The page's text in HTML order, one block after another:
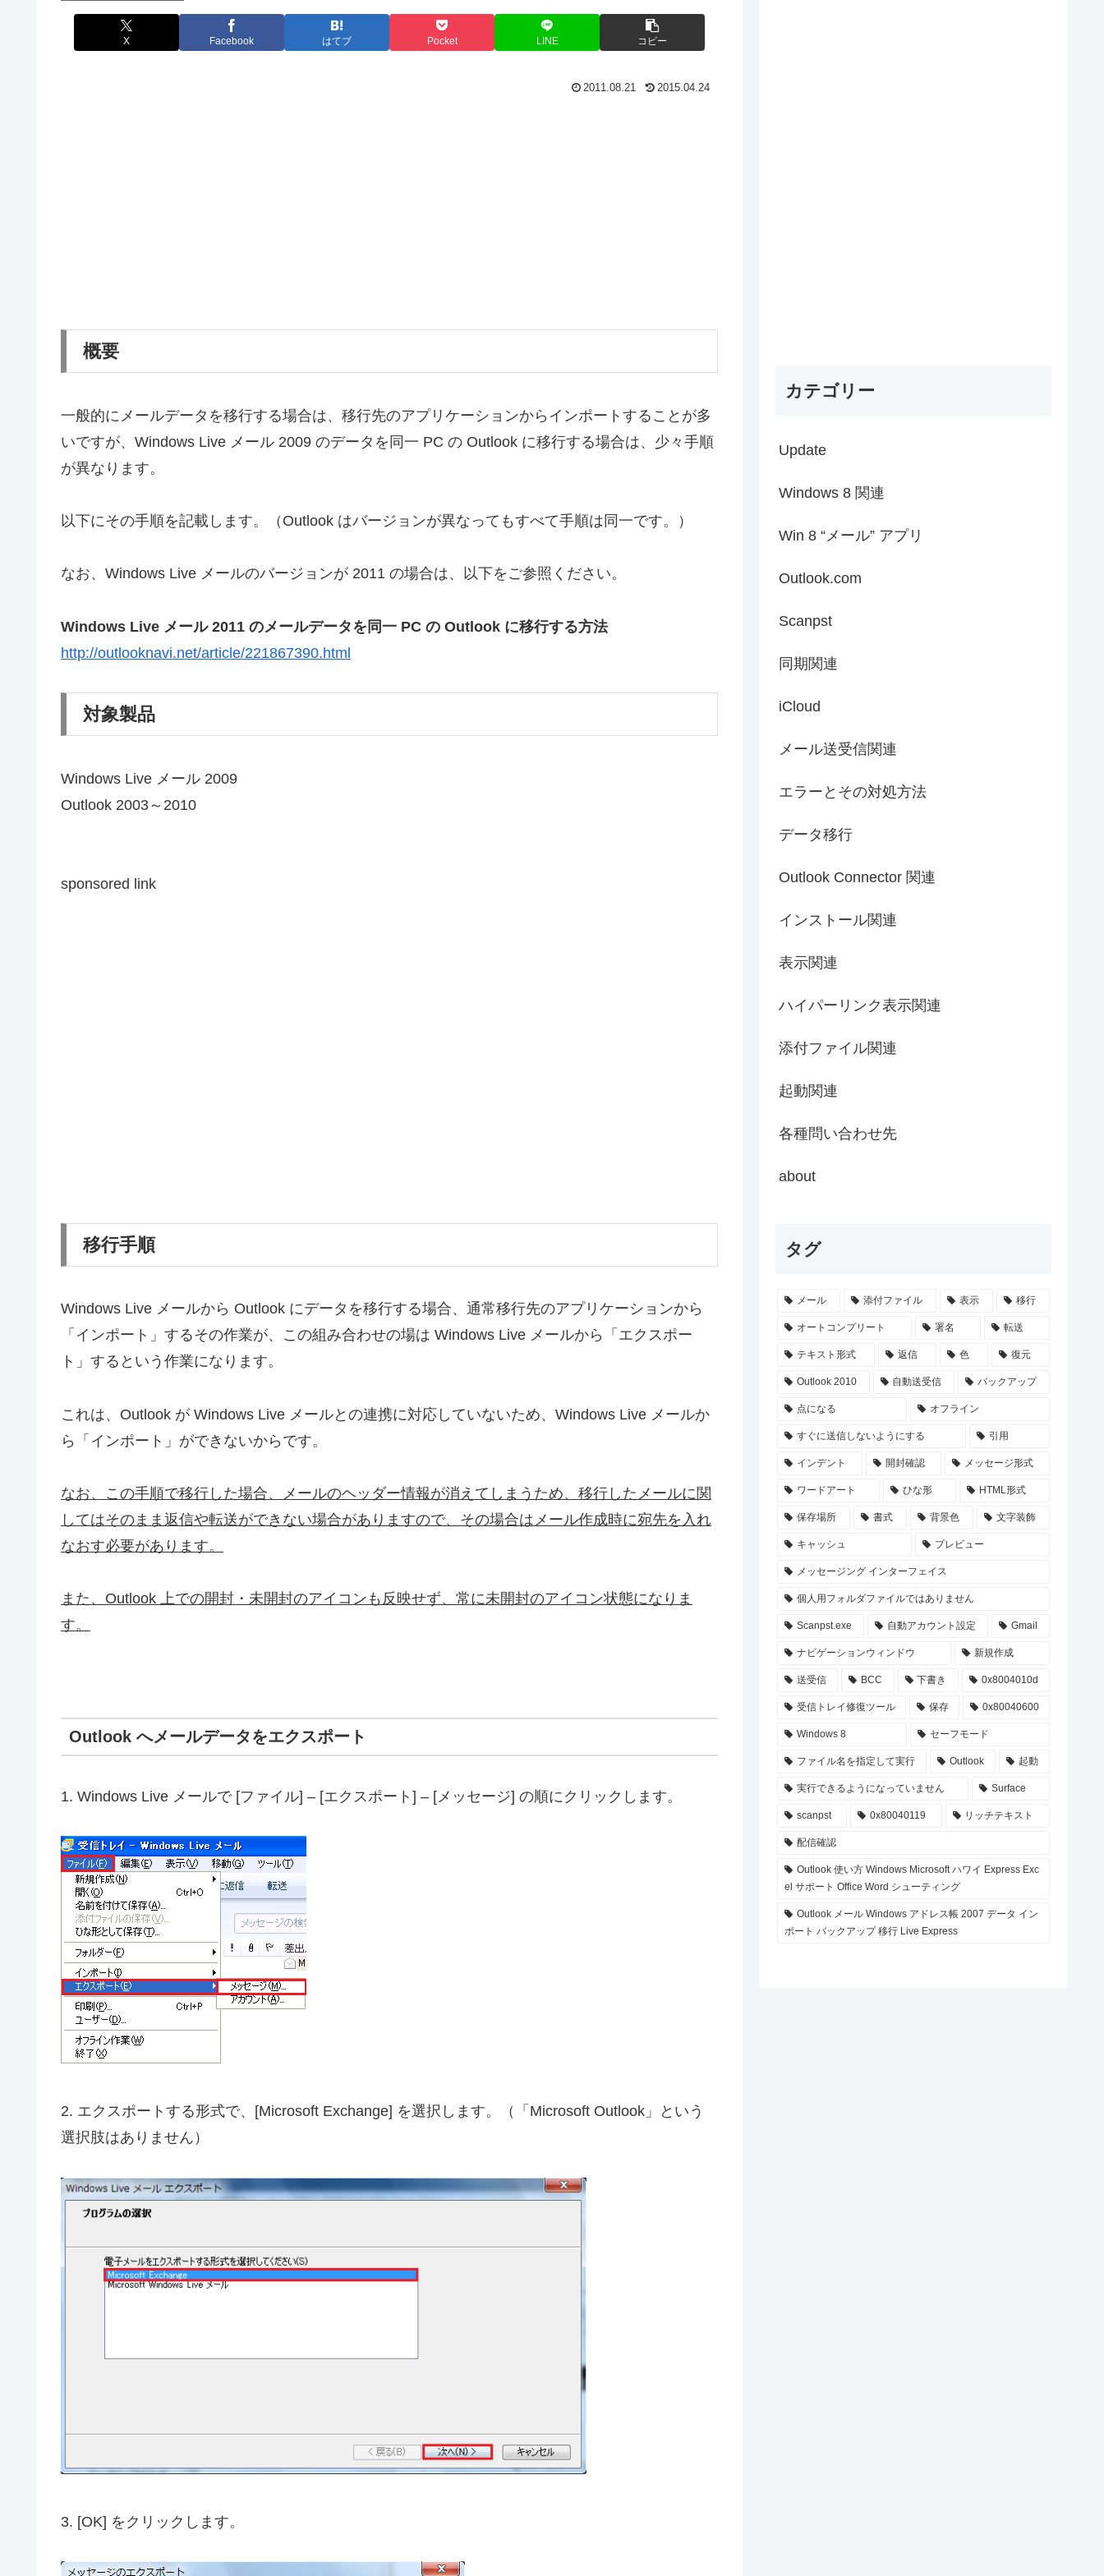
X Facebook はてブ Pocket LINE コピー
2011.08.21 2015.04.24
概要
一般的にメールデータを移行する場合は、移行先のアプリケーションからインポートすることが多
いですが、Windows Live メール 2009 のデータを同一 PC の Outlook に移行する場合は、少々手順
が異なります。
以下にその手順を記載します。（Outlook はバージョンが異なってもすべて手順は同一です。）
なお、Windows Live メールのバージョンが 2011 の場合は、以下をご参照ください。
Windows Live メール 2011 のメールデータを同一 PC の Outlook に移行する方法
http://outlooknavi.net/article/221867390.html
対象製品
Windows Live メール 2009
Outlook 2003～2010
sponsored link
移行手順
Windows Live メールから Outlook にデータを移行する場合、通常移行先のアプリケーションから
「インポート」するその作業が、この組み合わせの場は Windows Live メールから「エクスポー
ト」するという作業になります。
これは、Outlook が Windows Live メールとの連携に対応していないため、Windows Live メールか
ら「インポート」ができないからです。
なお、この手順で移行した場合、メールのヘッダー情報が消えてしまうため、移行したメールに関
してはそのまま返信や転送ができない場合がありますので、その場合はメール作成時に宛先を入れ
なおす必要があります。
また、Outlook 上での開封・未開封のアイコンも反映せず、常に未開封のアイコン状態になりま
す。
Outlook へメールデータをエクスポート
1. Windows Live メールで [ファイル] – [エクスポート] – [メッセージ] の順にクリックします。
2. エクスポートする形式で、[Microsoft Exchange] を選択します。（「Microsoft Outlook」という
選択肢はありません）
3. [OK] をクリックします。
カテゴリー
Update
Windows 8 関連
Win 8 “メール” アプリ
Outlook.com
Scanpst
同期関連
iCloud
メール送受信関連
エラーとその対処方法
データ移行
Outlook Connector 関連
インストール関連
表示関連
ハイパーリンク表示関連
添付ファイル関連
起動関連
各種問い合わせ先
about
タグ
メール 添付ファイル 表示 移行
オートコンプリート 署名 転送
テキスト形式 返信 色 復元
Outlook 2010 自動送受信 バックアップ
点になる オフライン
すぐに送信しないようにする 引用
インデント 開封確認 メッセージ形式
ワードアート ひな形 HTML形式
保存場所 書式 背景色 文字装飾
キャッシュ プレビュー
メッセージング インターフェイス
個人用フォルダファイルではありません
Scanpst.exe 自動アカウント設定 Gmail
ナビゲーションウィンドウ 新規作成
送受信 BCC 下書き 0x8004010d
受信トレイ修復ツール 保存 0x80040600
Windows 8 セーフモード
ファイル名を指定して実行 Outlook 起動
実行できるようになっていません Surface
scanpst 0x80040119 リッチテキスト
配信確認
Outlook 使い方 Windows Microsoft ハワイ Express Exc
el サポート Office Word シューティング
Outlook メール Windows アドレス帳 2007 データ イン
ポート バックアップ 移行 Live Express